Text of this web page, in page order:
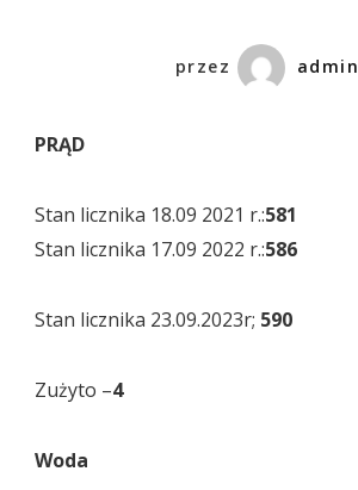
przez admin
PRĄD
Stan licznika 18.09 2021 r.:581
Stan licznika 17.09 2022 r.:586
Stan licznika 23.09.2023r; 590
Zużyto –4
Woda